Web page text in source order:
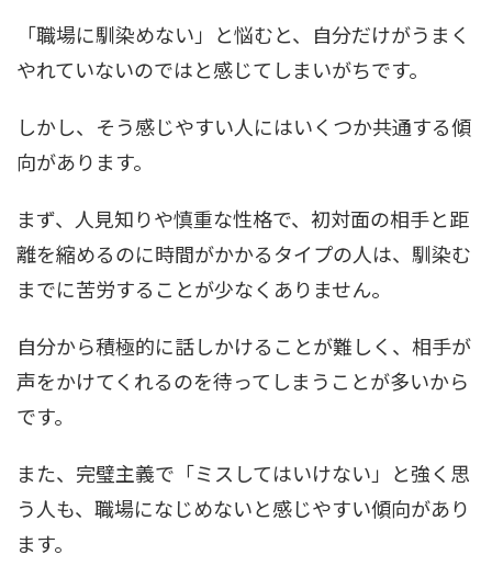
「職場に馴染めない」と悩むと、自分だけがうまく
やれていないのではと感じてしまいがちです。
しかし、そう感じやすい人にはいくつか共通する傾
向があります。
まず、人見知りや慎重な性格で、初対面の相手と距
離を縮めるのに時間がかかるタイプの人は、馴染む
までに苦労することが少なくありません。
自分から積極的に話しかけることが難しく、相手が
声をかけてくれるのを待ってしまうことが多いから
です。
また、完璧主義で「ミスしてはいけない」と強く思
う人も、職場になじめないと感じやすい傾向があり
ます。